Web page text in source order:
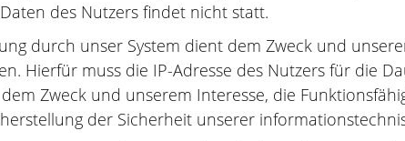
des Nutzers findet nicht statt.
durch unser System dient dem Zweck und
Hierfür muss die IP-Adresse des Nutzers für die
Zweck und unserem Interesse, die
der Sicherheit unserer